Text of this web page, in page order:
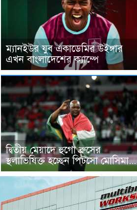
ম্যানইউর যুব একাডেমির উইঙ্গার
এখন বাংলাদেশের ক্যাম্পে
দ্বিতীয় মেয়াদে হুগো ব্রুসের
স্থলাভিষিক্ত হচ্ছেন পিটসো মোসিমা...